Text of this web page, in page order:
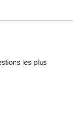
les plus